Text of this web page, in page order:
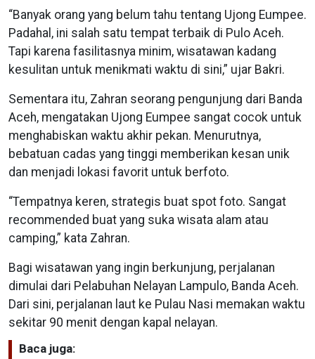
“Banyak orang yang belum tahu tentang Ujong Eumpee.
Padahal, ini salah satu tempat terbaik di Pulo Aceh.
Tapi karena fasilitasnya minim, wisatawan kadang
kesulitan untuk menikmati waktu di sini,” ujar Bakri.
Sementara itu, Zahran seorang pengunjung dari Banda
Aceh, mengatakan Ujong Eumpee sangat cocok untuk
menghabiskan waktu akhir pekan. Menurutnya,
bebatuan cadas yang tinggi memberikan kesan unik
dan menjadi lokasi favorit untuk berfoto.
“Tempatnya keren, strategis buat spot foto. Sangat
recommended buat yang suka wisata alam atau
camping,” kata Zahran.
Bagi wisatawan yang ingin berkunjung, perjalanan
dimulai dari Pelabuhan Nelayan Lampulo, Banda Aceh.
Dari sini, perjalanan laut ke Pulau Nasi memakan waktu
sekitar 90 menit dengan kapal nelayan.
Baca juga: